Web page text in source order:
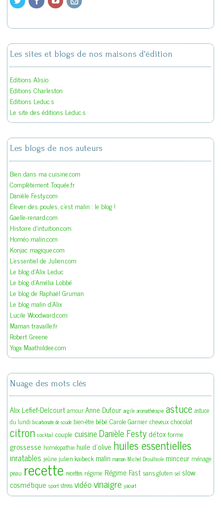
Les sites et blogs de nos maisons d'édition
Editions Alisio
Editions Charleston
Editions Leduc.s
Le site des éditions Leduc.s
Les blogs de nos auteurs
Bien dans ma cuisine.com
Complètement Toquée.fr
Danièle Festy.com
Élever des poules, c'est malin : le blog !
Gaelle-renard.com
Histoire d'intuition.com
Homéo malin.com
Konjac magique.com
L'essentiel de Julien.com
Le blog d'Alix Leduc
Le blog d'Amélia Lobbé
Le blog de Raphaël Gruman
Le blog malin d'Alix
Lucile Woodward.com
Maman travaille.fr
Robert Greene
Yoga Maathiildee.com
Nuage des mots clés
Alix Lefief-Delcourt amour Anne Dufour argile aromathérapie astuce astuce
du lundi bicarbonate de soude bien-être bébé Carole Garnier cheveux chocolat
citron cocktail couple cuisineDanièle Festy détoxforme
grossesse homéopathie huile d'olive huiles essentielles
inratables jeûne julien kaibeck malin maman Michel Droulhiole minceur ménage
peau recette recettes régime Régime Fast sans gluten sel slow
cosmétique sport stress vidéovinaigre yaourt